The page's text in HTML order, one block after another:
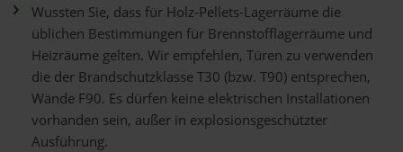
Wussten Sie, dass für Holz-Pellets-Lagerräume die
üblichen Bestimmungen für Brennstofflagerräume und
Heizräume gelten. Wir empfehlen, Türen zu verwenden
die der Brandschutzklasse T30 (bzw. T90) entsprechen,
Wände F90. Es dürfen keine elektrischen Installationen
vorhanden sein, außer in explosionsgeschützter
Ausführung.